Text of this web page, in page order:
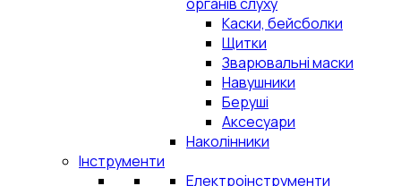
Каски, бейсболки
Щитки
Зварювальні маски
Навушники
Беруші
Аксесуари
Наколінники
Інструменти
Електроінструменти